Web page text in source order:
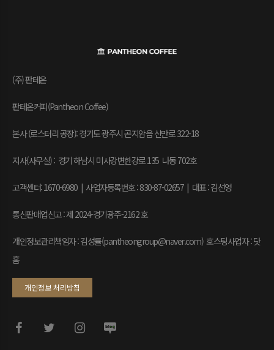
(주) 판테온
판테온커피(Pantheon Coffee)
본사 (로스터리 공장): 경기도 광주시 곤지암읍 신만로 322-18
지사(사무실) : 경기 하남시 미사강변한강로 135 나동 702호
고객센터: 1670-6980 | 사업자등록번호 : 830-87-02657 | 대표 : 김선영
통신판매업신고 : 제 2024-경기광주-2162 호
개인정보관리책임자 : 김성률(pantheongroup@naver.com) 호스팅사업자 : 닷
홈
개인정보 처리방침